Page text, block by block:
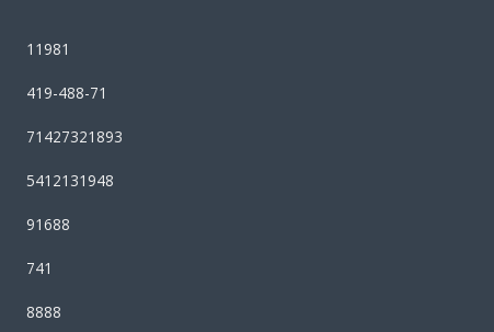
11981
419-488-71
71427321893
5412131948
91688
741
8888